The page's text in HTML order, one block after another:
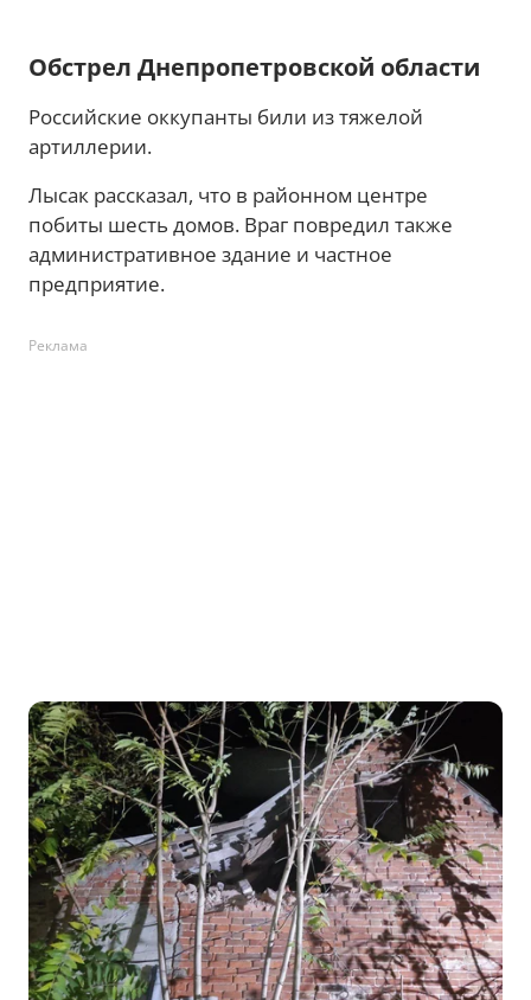
Обстрел Днепропетровской области
Российские оккупанты били из тяжелой
артиллерии.
Лысак рассказал, что в районном центре
побиты шесть домов. Враг повредил также
административное здание и частное
предприятие.
Реклама